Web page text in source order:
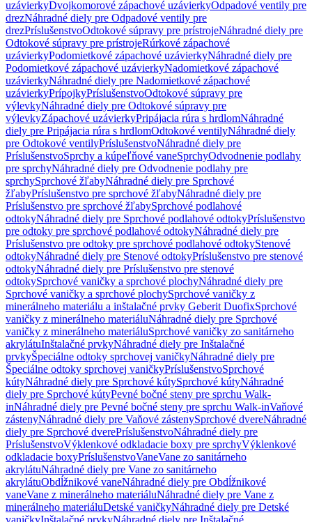
uzávierkyDvojkomorové zápachové uzávierkyOdpadové ventily pre
drezNáhradné diely pre Odpadové ventily pre
drezPríslušenstvoOdtokové súpravy pre prístrojeNáhradné diely pre
Odtokové súpravy pre prístrojeRúrkové zápachové
uzávierkyPodomietkové zápachové uzávierkyNáhradné diely pre
Podomietkové zápachové uzávierkyNadomietkové zápachové
uzávierkyNáhradné diely pre Nadomietkové zápachové
uzávierkyPrípojkyPríslušenstvoOdtokové súpravy pre
výlevkyNáhradné diely pre Odtokové súpravy pre
výlevkyZápachové uzávierkyPripájacia rúra s hrdlomNáhradné
diely pre Pripájacia rúra s hrdlomOdtokové ventilyNáhradné diely
pre Odtokové ventilyPríslušenstvoNáhradné diely pre
PríslušenstvoSprchy a kúpeľňové vaneSprchyOdvodnenie podlahy
pre sprchyNáhradné diely pre Odvodnenie podlahy pre
sprchySprchové žľabyNáhradné diely pre Sprchové
žľabyPríslušenstvo pre sprchové žľabyNáhradné diely pre
Príslušenstvo pre sprchové žľabySprchové podlahové
odtokyNáhradné diely pre Sprchové podlahové odtokyPríslušenstvo
pre odtoky pre sprchové podlahové odtokyNáhradné diely pre
Príslušenstvo pre odtoky pre sprchové podlahové odtokyStenové
odtokyNáhradné diely pre Stenové odtokyPríslušenstvo pre stenové
odtokyNáhradné diely pre Príslušenstvo pre stenové
odtokySprchové vaničky a sprchové plochyNáhradné diely pre
Sprchové vaničky a sprchové plochySprchové vaničky z
minerálneho materiálu a inštalačné prvky Geberit DuofixSprchové
vaničky z minerálneho materiáluNáhradné diely pre Sprchové
vaničky z minerálneho materiáluSprchové vaničky zo sanitárneho
akrylátuInštalačné prvkyNáhradné diely pre Inštalačné
prvkyŠpeciálne odtoky sprchovej vaničkyNáhradné diely pre
Špeciálne odtoky sprchovej vaničkyPríslušenstvoSprchové
kútyNáhradné diely pre Sprchové kútySprchové kútyNáhradné
diely pre Sprchové kútyPevné bočné steny pre sprchu Walk-
inNáhradné diely pre Pevné bočné steny pre sprchu Walk-inVaňové
zástenyNáhradné diely pre Vaňové zástenySprchové dvereNáhradné
diely pre Sprchové dverePríslušenstvoNáhradné diely pre
PríslušenstvoVýklenkové odkladacie boxy pre sprchyVýklenkové
odkladacie boxyPríslušenstvoVaneVane zo sanitárneho
akrylátuNáhradné diely pre Vane zo sanitárneho
akrylátuObdĺžnikové vaneNáhradné diely pre Obdĺžnikové
vaneVane z minerálneho materiáluNáhradné diely pre Vane z
minerálneho materiáluDetské vaničkyNáhradné diely pre Detské
vaničkyInštalačné prvkyNáhradné diely pre Inštalačné